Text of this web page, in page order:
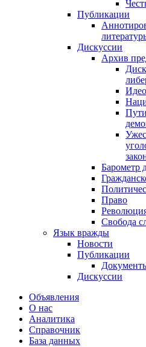
Публикации
Дискуссии
Архив
Барометр
Право
Свобода
Язык вражды
Новости
Публикации
Дискуссии
Объявления
О нас
Аналитика
Справочник
База данных